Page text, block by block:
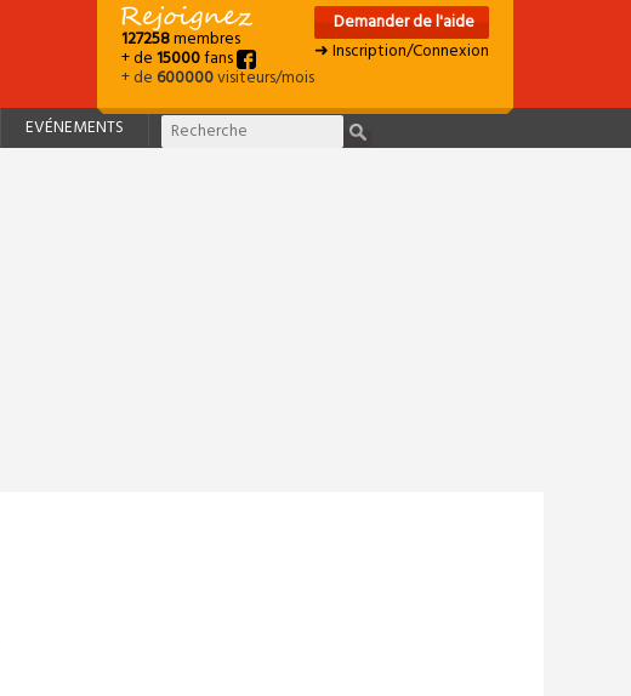
127258membres
+ de15000fans
+ de600000visiteurs/mois
Demander de l'aide
➜ Inscription/Connexion
EVÉNEMENTS